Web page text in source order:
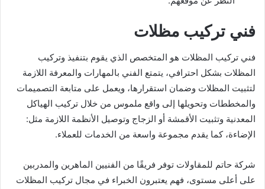
فني تركيب مظلات
فني تركيب المظلات هو المتخصص الذي يقوم بتنفيذ وتركيب
المظلات بشكل احترافي، يتمتع الفني بالمهارات والمعرفة اللازمة
لتثبيت المظلات وضمان استقرارها، ويعمل على متابعة التصميمات
والمخططات وتحويلها إلى واقع ملموس من خلال تركيب الهياكل
المعدنية وتثبيت الأقمشة أو الزجاج وتوصيل الأنظمة اللازمة مثل:
الإضاءة، كما يقدم مجموعة واسعة من الخدمات للعملاء.
شركة حاتم للمقاولات توفر فريقًا من الفنيين الماهرين والمدربين
على أعلى مستوى، فهم يعتبرون الخبراء في مجال تركيب المظلات